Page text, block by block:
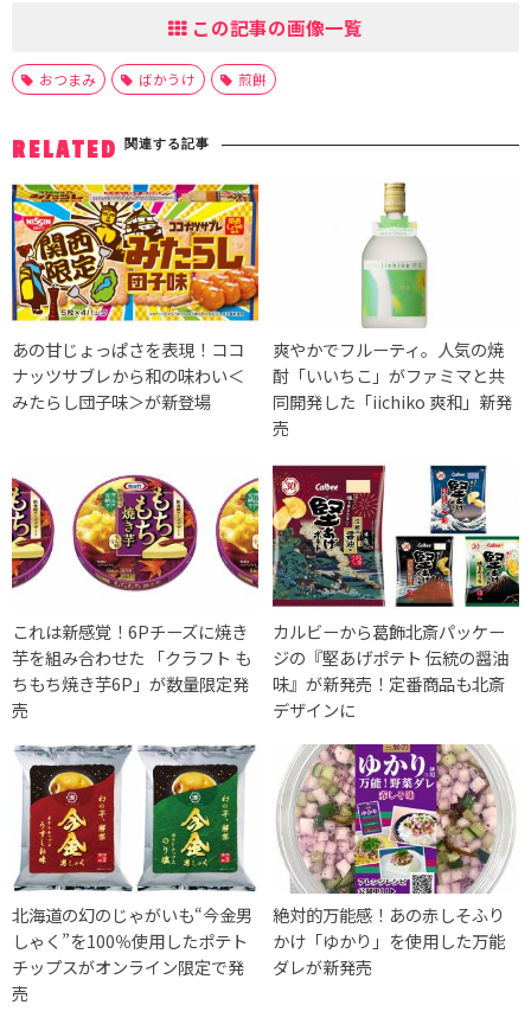
この記事の画像一覧
おつまみ ばかうけ 煎餅
RELATED 関連する記事
あの甘じょっぱさを表現！ココ
ナッツサブレから和の味わい＜
みたらし団子味＞が新登場
爽やかでフルーティ。人気の焼
酎「いいちこ」がファミマと共
同開発した「iichiko 爽和」新発
売
これは新感覚！6Pチーズに焼き
芋を組み合わせた 「クラフト も
ちもち焼き芋6P」が数量限定発
売
カルビーから葛飾北斎パッケー
ジの『堅あげポテト 伝統の醤油
味』が新発売！定番商品も北斎
デザインに
北海道の幻のじゃがいも“今金男
しゃく”を100％使用したポテト
チップスがオンライン限定で発
売
絶対的万能感！あの赤しそふり
かけ「ゆかり」を使用した万能
ダレが新発売